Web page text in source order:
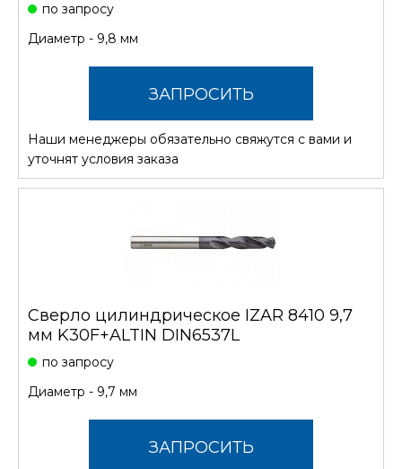
по запросу
Диаметр - 9,8 мм
ЗАПРОСИТЬ
СТОИМОСТЬ
Наши менеджеры обязательно свяжутся с вами и
уточнят условия заказа
Сверло цилиндрическое IZAR 8410 9,7
мм K30F+ALTIN DIN6537L
по запросу
Диаметр - 9,7 мм
ЗАПРОСИТЬ